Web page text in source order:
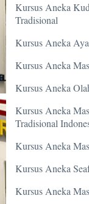
Kursus Aneka
Tradisional
Kursus Aneka
Kursus Aneka
Kursus Aneka
Kursus Aneka
Tradisional
Kursus Aneka
Kursus Aneka
Kursus Aneka